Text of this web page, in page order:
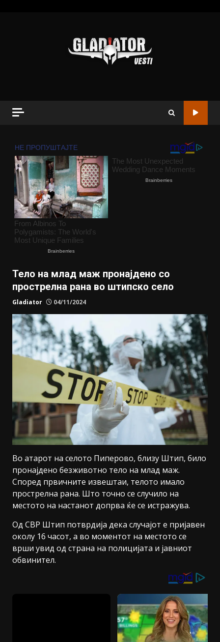
Тело на млад маж пронајдено со
прострелна рана во штипско село
Gladiator 04/11/2024
Во атарот на селото Пиперово, близу Штип, било
пронајдено безживотно тело на млад маж.
Според првичните извештаи, телото имало
прострелна рана. Што точно се случило на
местото на настанот допрва ќе се истражува.
Од СВР Штип потврдија дека случајот е пријавен
околу 16 часот, а во моментот на местото се
врши увид од страна на полицијата и јавниот
обвинител.